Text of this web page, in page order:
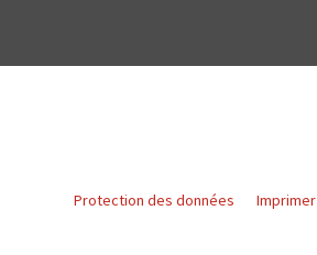
Protection des données Imprimer